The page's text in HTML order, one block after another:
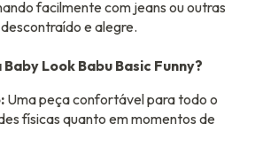
facilmente com jeans ou outras
e alegre.
Look Babu Basic Funny?
Uma peça confortável para todo o
físicas quanto em momentos de